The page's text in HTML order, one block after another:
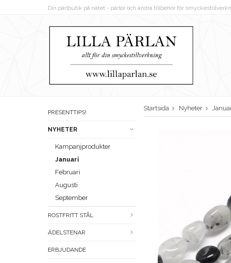
Din pärlbutik på nätet - pärlor och andra tillbehör för
PRESENTTIPS!
NYHETER
Kampanjprodukter
Januari
Februari
Augusti
September
ROSTFRITT STÅL
ÄDELSTENAR
ERBJUDANDE
Startsida Nyheter